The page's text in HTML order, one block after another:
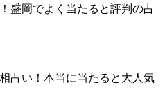
盛岡でよく当たると評判の占
占い！本当に当たると大人気